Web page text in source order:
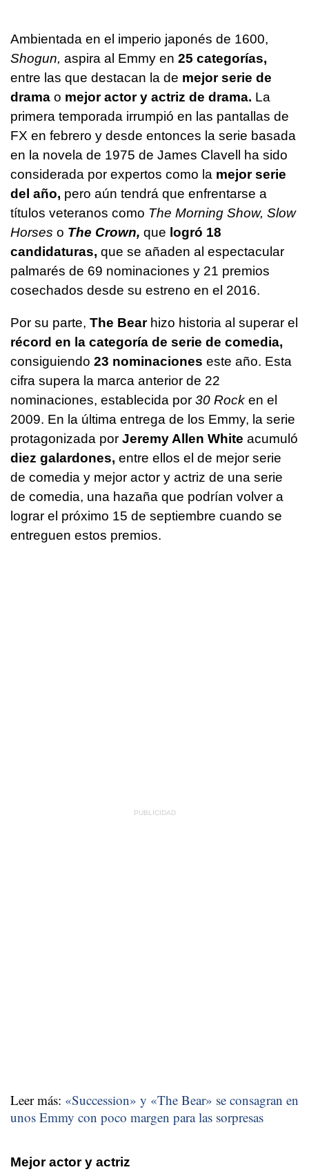
Ambientada en el imperio japonés de 1600,
Shogun, aspira al Emmy en 25 categorías,
entre las que destacan la de mejor serie de
drama o mejor actor y actriz de drama. La
primera temporada irrumpió en las pantallas de
FX en febrero y desde entonces la serie basada
en la novela de 1975 de James Clavell ha sido
considerada por expertos como la mejor serie
del año, pero aún tendrá que enfrentarse a
títulos veteranos como The Morning Show, Slow
Horses o The Crown, que logró 18
candidaturas, que se añaden al espectacular
palmarés de 69 nominaciones y 21 premios
cosechados desde su estreno en el 2016.
Por su parte, The Bearhizo historia al superar el
récord en la categoría de serie de comedia,
consiguiendo 23 nominaciones este año. Esta
cifra supera la marca anterior de 22
nominaciones, establecida por 30 Rock en el
2009. En la última entrega de los Emmy, la serie
protagonizada por Jeremy Allen White acumuló
diez galardones, entre ellos el de mejor serie
de comedia y mejor actor y actriz de una serie
de comedia, una hazaña que podrían volver a
lograr el próximo 15 de septiembre cuando se
entreguen estos premios.
Leer más: «Succession» y «The Bear» se consagran en
unos Emmy con poco margen para las sorpresas
Mejor actor y actriz